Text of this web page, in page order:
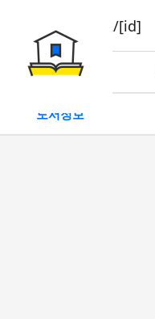
book/rent/[id]
대여
도서정보